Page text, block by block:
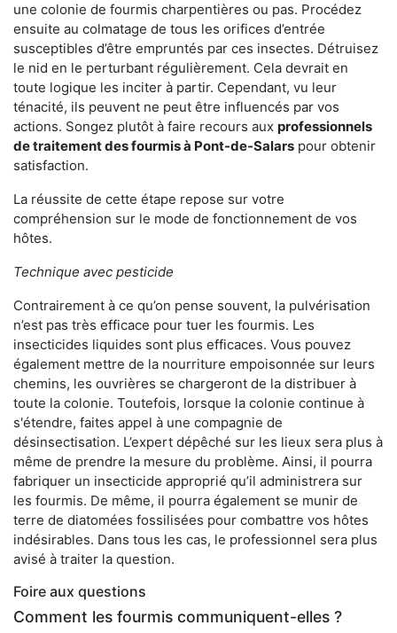
une colonie de fourmis charpentières ou pas. Procédez
ensuite au colmatage de tous les orifices d’entrée
susceptibles d’être empruntés par ces insectes. Détruisez
le nid en le perturbant régulièrement. Cela devrait en
toute logique les inciter à partir. Cependant, vu leur
ténacité, ils peuvent ne peut être influencés par vos
actions. Songez plutôt à faire recours aux professionnels
de traitement des fourmis à Pont-de-Salars pour obtenir
satisfaction.
La réussite de cette étape repose sur votre
compréhension sur le mode de fonctionnement de vos
hôtes.
Technique avec pesticide
Contrairement à ce qu’on pense souvent, la pulvérisation
n’est pas très efficace pour tuer les fourmis. Les
insecticides liquides sont plus efficaces. Vous pouvez
également mettre de la nourriture empoisonnée sur leurs
chemins, les ouvrières se chargeront de la distribuer à
toute la colonie. Toutefois, lorsque la colonie continue à
s'étendre, faites appel à une compagnie de
désinsectisation. L’expert dépêché sur les lieux sera plus à
même de prendre la mesure du problème. Ainsi, il pourra
fabriquer un insecticide approprié qu’il administrera sur
les fourmis. De même, il pourra également se munir de
terre de diatomées fossilisées pour combattre vos hôtes
indésirables. Dans tous les cas, le professionnel sera plus
avisé à traiter la question.
Foire aux questions
Comment les fourmis communiquent-elles ?